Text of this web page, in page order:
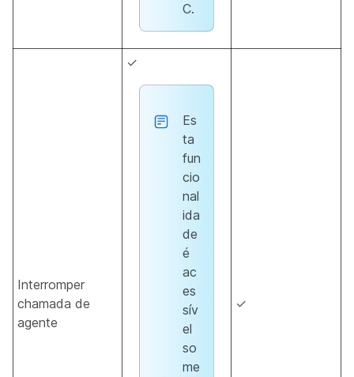
C.
Interromper
chamada de
agente
✓
Es
ta
fun
cio
nal
ida
de
é
ac
es
sív
el
so
me
✓